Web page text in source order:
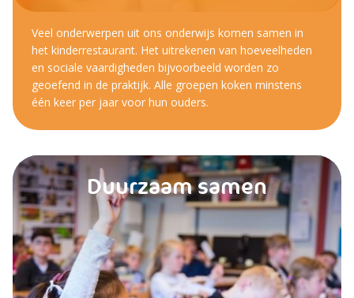
Veel onderwerpen uit ons onderwijs komen samen in
het kinderrestaurant. Het uitrekenen van hoeveelheden
en sociale vaardigheden bijvoorbeeld worden zo
geoefend in de praktijk. Alle groepen koken minstens
één keer per jaar voor hun ouders.
Duurzaam samen